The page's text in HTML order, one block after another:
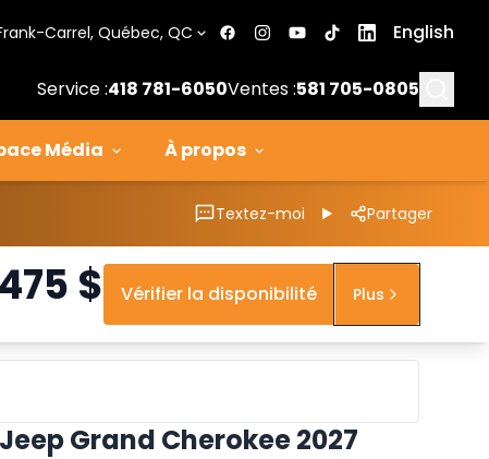
Carrel, Québec, QC English
Service :418 781-6050Ventes :581 705-0805
Média À propos
Textez-moi Partager
$ Vérifier la disponibilité Plus
Grand Cherokee 2027